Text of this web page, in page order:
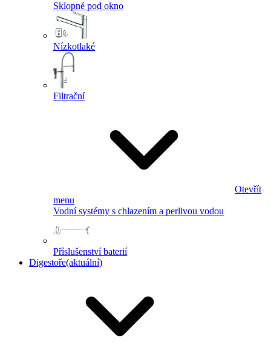
Sklopné pod okno
Nízkotlaké
Filtrační
Otevřít
menu
Vodní systémy s chlazením a perlivou vodou
Příslušenství baterií
Digestoře(aktuální)